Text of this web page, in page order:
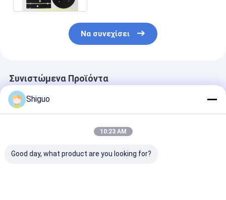
Να συνεχίσει
Συνιστώμενα Προϊόντα
Shiguo
10:23 AM
Good day, what product are you looking for?